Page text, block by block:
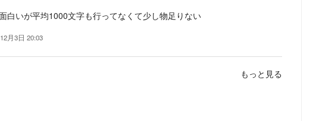
白いが平均1000文字も行ってなくて少し物足りない
月3日 20:03
もっと見る